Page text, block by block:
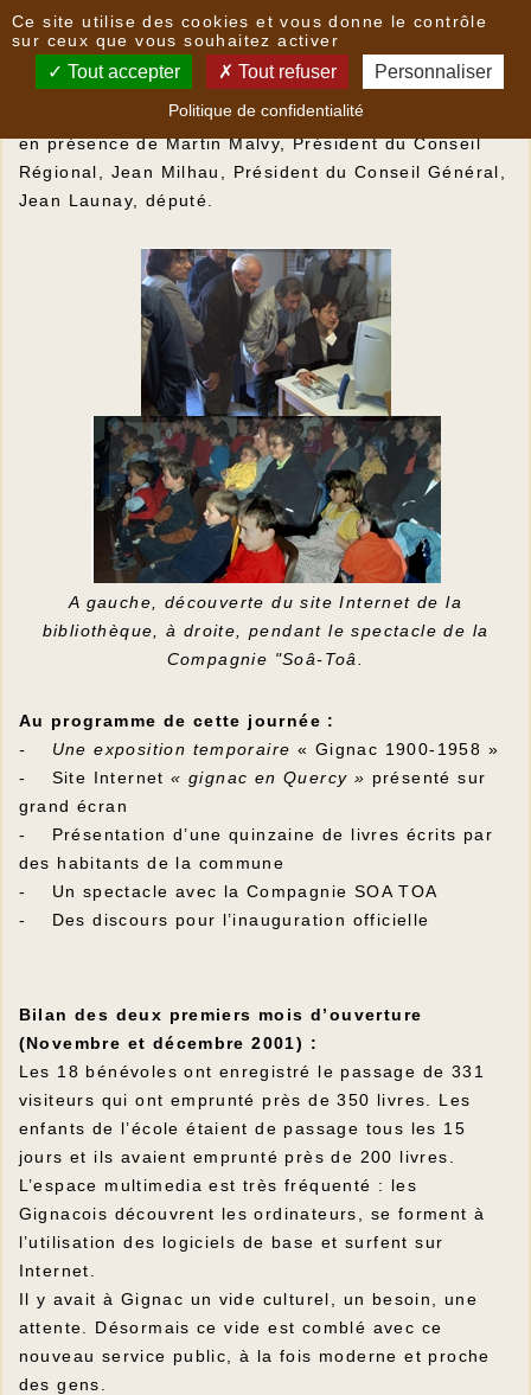
Inaugurations de la bibliothèque
La Bibliothèque a été inaugurée officiellement
le 23 mars 2002
en présence de Martin Malvy, Président du Conseil
Régional, Jean Milhau, Président du Conseil Général,
Jean Launay, député.
A gauche, découverte du site Internet de la
bibliothèque, à droite, pendant le spectacle de la
Compagnie "Soâ-Toâ.
Au programme de cette journée :
- Une exposition temporaire « Gignac 1900-1958 »
- Site Internet« gignac en Quercy » présenté sur
grand écran
- Présentation d’une quinzaine de livres écrits par
des habitants de la commune
- Un spectacle avec la Compagnie SOA TOA
- Des discours pour l’inauguration officielle
Bilan des deux premiers mois d’ouverture
(Novembre et décembre 2001) :
Les 18 bénévoles ont enregistré le passage de 331
visiteurs qui ont emprunté près de 350 livres. Les
enfants de l’école étaient de passage tous les 15
jours et ils avaient emprunté près de 200 livres.
L’espace multimedia est très fréquenté : les
Gignacois découvrent les ordinateurs, se forment à
l’utilisation des logiciels de base et surfent sur
Internet.
Il y avait à Gignac un vide culturel, un besoin, une
attente. Désormais ce vide est comblé avec ce
nouveau service public, à la fois moderne et proche
des gens.
Ce site utilise des cookies et vous donne le contrôle
sur ceux que vous souhaitez activer
Tout accepter Tout refuser Personnaliser
Politique de confidentialité